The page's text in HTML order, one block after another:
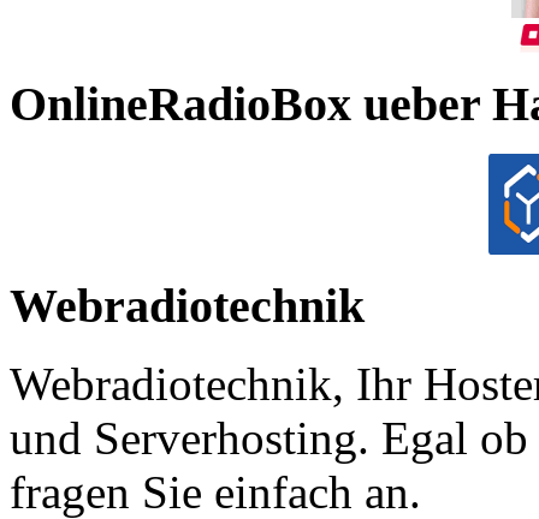
OnlineRadioBox ueber
Webradiotechnik
Webradiotechnik, Ihr
und Serverhosting. Egal
fragen Sie einfach an.